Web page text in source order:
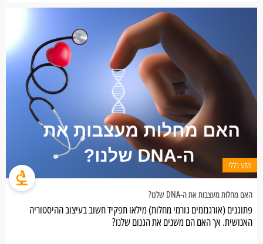
מדע כללי
האם מחלות מעצבות את ה-DNA שלנו?
פתוגנים (אורגנזמים גורמי מחלות) מילאו תפקיד חשוב בעיצוב ההיסטוריה
האנושית. אך האם הם משנים את הגנום שלנו?